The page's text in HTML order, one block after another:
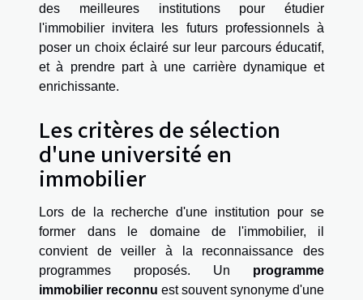
des meilleures institutions pour étudier
l'immobilier invitera les futurs professionnels à
poser un choix éclairé sur leur parcours éducatif,
et à prendre part à une carrière dynamique et
enrichissante.
Les critères de sélection
d'une université en
immobilier
Lors de la recherche d'une institution pour se
former dans le domaine de l'immobilier, il
convient de veiller à la reconnaissance des
programmes proposés. Un programme
immobilier reconnu est souvent synonyme d'une